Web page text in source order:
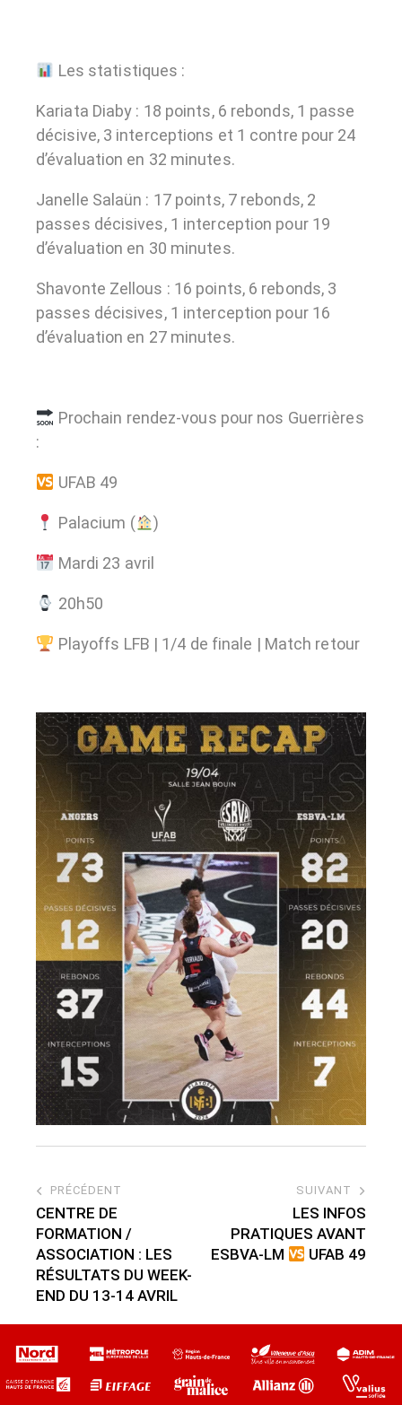
Les statistiques :
Kariata Diaby : 18 points, 6 rebonds, 1 passe
décisive, 3 interceptions et 1 contre pour 24
d’évaluation en 32 minutes.
Janelle Salaün : 17 points, 7 rebonds, 2
passes décisives, 1 interception pour 19
d’évaluation en 30 minutes.
Shavonte Zellous : 16 points, 6 rebonds, 3
passes décisives, 1 interception pour 16
d’évaluation en 27 minutes.
Prochain rendez-vous pour nos Guerrières
:
UFAB 49
Palacium ( )
Mardi 23 avril
20h50
Playoffs LFB | 1/4 de finale | Match retour
PRÉCÉDENT
CENTRE DE
FORMATION /
ASSOCIATION : LES
RÉSULTATS DU WEEK-
END DU 13-14 AVRIL
SUIVANT
LES INFOS
PRATIQUES AVANT
ESBVA-LM
UFAB 49